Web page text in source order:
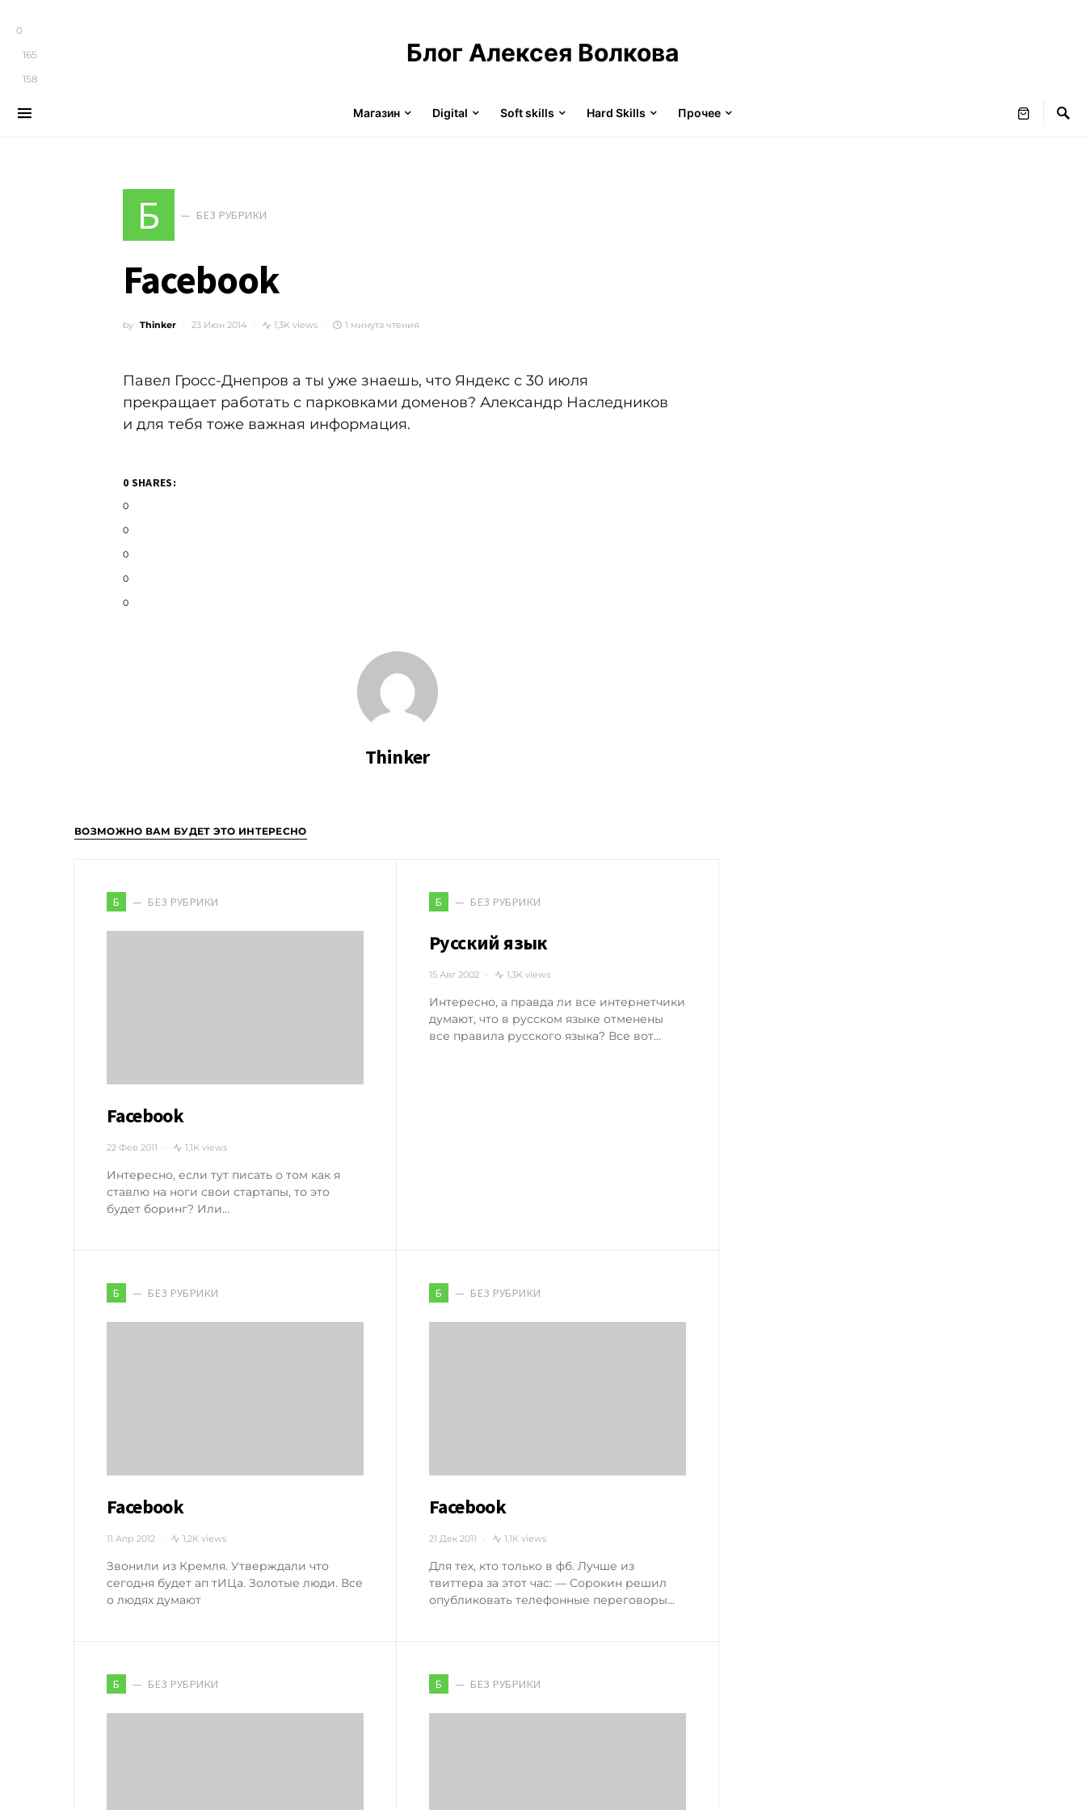
0
165
158
Блог Алексея Волкова
Магазин Digital Soft skills Hard Skills Прочее
Б БЕЗ РУБРИКИ
Facebook
by Thinker 23 Июн 2014 1,3K views 1 минута чтения
Павел Гросс-Днепров а ты уже знаешь, что Яндекс с 30 июля
прекращает работать с парковками доменов? Александр Наследников
и для тебя тоже важная информация.
0 SHARES:
0
0
0
0
0
Thinker
ВОЗМОЖНО ВАМ БУДЕТ ЭТО ИНТЕРЕСНО
Б БЕЗ РУБРИКИ
Facebook
22 Фев 2011 1,1K views
Интересно, если тут писать о том как я
ставлю на ноги свои стартапы, то это
будет боринг? Или…
Б БЕЗ РУБРИКИ
Русский язык
15 Авг 2002 1,3K views
Интересно, а правда ли все интернетчики
думают, что в русском языке отменены
все правила русского языка? Все вот…
Б БЕЗ РУБРИКИ
Facebook
11 Апр 2012 1,2K views
Звонили из Кремля. Утверждали что
сегодня будет ап тИЦа. Золотые люди. Все
о людях думают
Б БЕЗ РУБРИКИ
Facebook
21 Дек 2011 1,1K views
Для тех, кто только в фб. Лучше из
твиттера за этот час: — Сорокин решил
опубликовать телефонные переговоры…
Б БЕЗ РУБРИКИ Б БЕЗ РУБРИКИ